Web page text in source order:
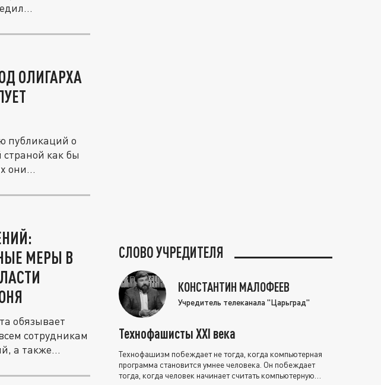
ОЛИГАРХА
публикаций о
страной как бы
они...
МЕРЫ В
обязывает
сотрудникам
а также...
СЛОВО УЧРЕДИТЕЛЯ
КОНСТАНТИН МАЛОФЕЕВ
Учредитель телеканала "Царьград"
Технофашисты XXI века
Технофашизм побеждает не тогда, когда компьютерная
программа становится умнее человека. Он побеждает
тогда, когда человек начинает считать компьютерную